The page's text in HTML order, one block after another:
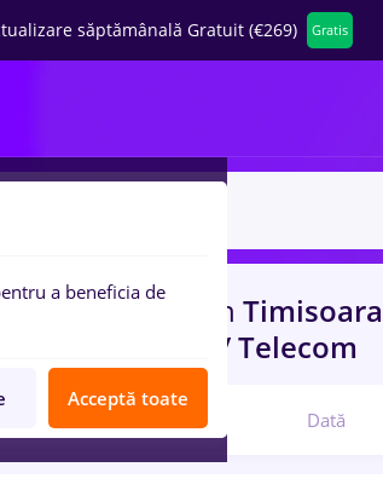
săptămânală Gratuit (€269) Gratis
prime kapital in Timisoara
/ Distributie, IT / Telecom
Relevanță Dată
a beneficia de
Acceptă toate